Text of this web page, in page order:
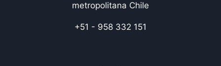
metropolitana Chile
+51 - 958 332 151